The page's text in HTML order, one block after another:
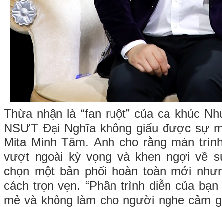
Thừa nhận là “fan ruột” của ca khúc
NSƯT Đại Nghĩa không giấu được sự
Mita Minh Tâm. Anh cho rằng màn
vượt ngoài kỳ vọng và khen ngợi về
chọn một bản phối hoàn toàn mới
cách trọn vẹn. “Phần trình diễn của
mẻ và không làm cho người nghe cảm